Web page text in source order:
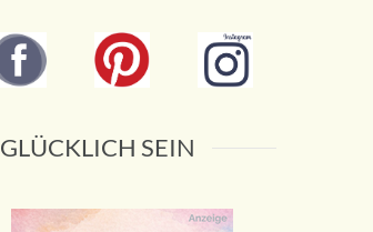
GLÜCKLICH SEIN